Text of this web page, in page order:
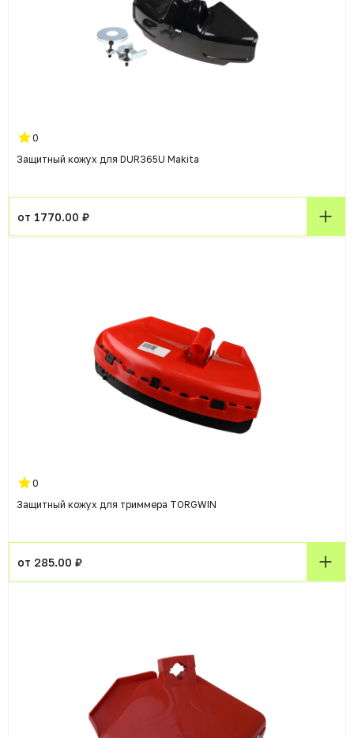
0
Защитный кожух для DUR365U Makita
от 1770.00 ₽
0
Защитный кожух для триммера TORGWIN
от 285.00 ₽